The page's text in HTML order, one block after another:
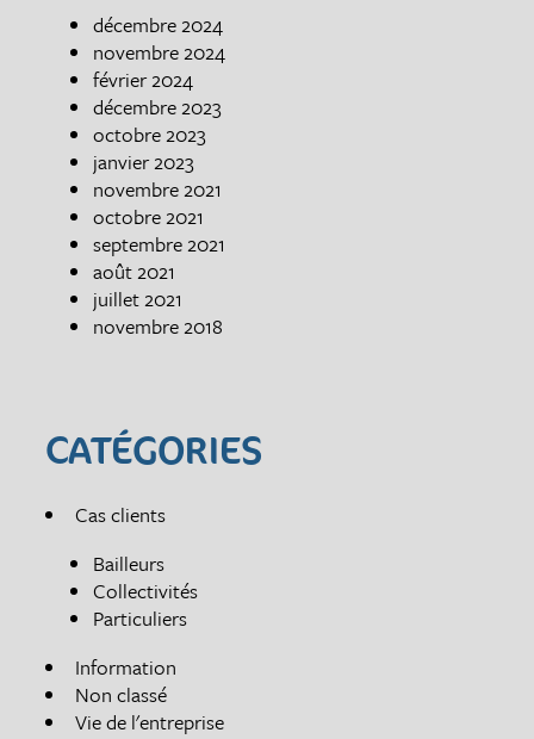
décembre 2024
novembre 2024
février 2024
décembre 2023
octobre 2023
janvier 2023
novembre 2021
octobre 2021
septembre 2021
août 2021
juillet 2021
novembre 2018
CATÉGORIES
Cas clients
Bailleurs
Collectivités
Particuliers
Information
Non classé
Vie de l'entreprise